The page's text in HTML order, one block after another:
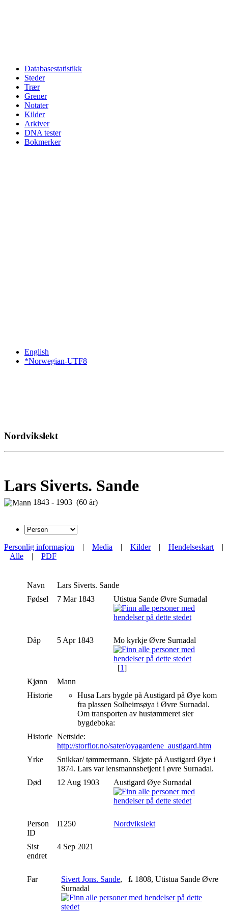
Databasestatistikk
Steder
Trær
Grener
Notater
Kilder
Arkiver
DNA tester
Bokmerker
English
*Norwegian-UTF8
Nordvikslekt
Lars Siverts. Sande
1843 - 1903 (60 år)
Personlig informasjon | Media | Kilder| Hendelseskart |
Alle | PDF
Navn Lars Siverts. Sande
Fødsel
7 Mar 1843 Utistua Sande Øvre Surnadal
Dåp 5 Apr 1843 Mo kyrkje Øvre Surnadal
[1]
Kjønn
Mann
Historie
Husa Lars bygde på Austigard på Øye kom
fra plassen Solheimsøya i Øvre Surnadal.
Om transporten av hustømmeret sier
bygdeboka:
Historie Nettside:
http://storflor.no/sater/oyagardene_austigard.htm
Yrke
Snikkar/ tømmermann. Skjøte på Austigard Øye i
1874. Lars var lensmannsbetjent i øvre Surnadal.
Død
12 Aug 1903 Austigard Øye Surnadal
Person
ID
I1250 Nordvikslekt
Sist
endret
4 Sep 2021
Far Sivert Jons. Sande, f. 1808, Utistua Sande Øvre
Surnadal